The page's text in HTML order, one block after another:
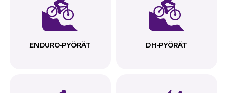
ENDURO-PYÖRÄT DH-PYÖRÄT